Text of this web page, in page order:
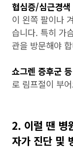
협심증/심근경
이 왼쪽 팔이나
습니다. 특히 가
관을 방문해야
쇼그렌 증후군
로 림프절이 부
2. 이럴 땐 병
자가 진단 및